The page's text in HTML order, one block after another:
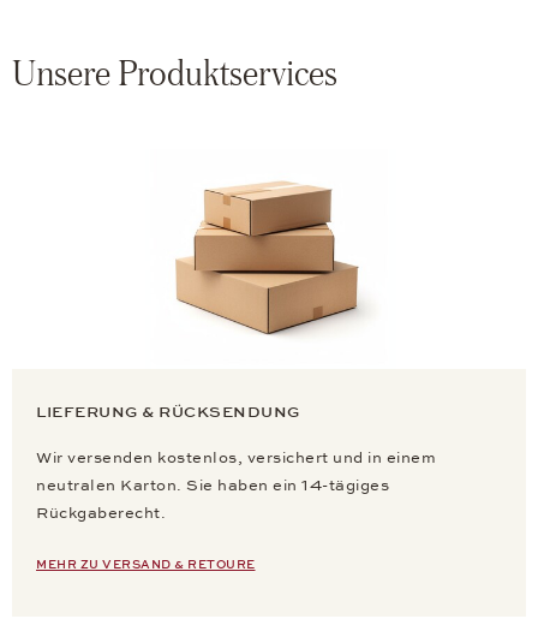
Unsere Produktservices
LIEFERUNG & RÜCKSENDUNG
Wir versenden kostenlos, versichert und in einem
neutralen Karton. Sie haben ein 14-tägiges
Rückgaberecht.
MEHR ZU VERSAND & RETOURE